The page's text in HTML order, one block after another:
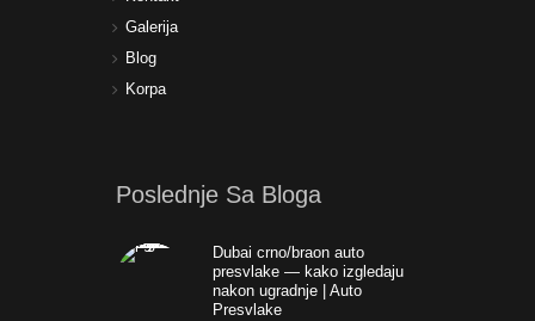
Galerija
Blog
Korpa
Poslednje Sa Bloga
Dubai crno/braon auto
presvlake — kako izgledaju
nakon ugradnje | Auto
Presvlake